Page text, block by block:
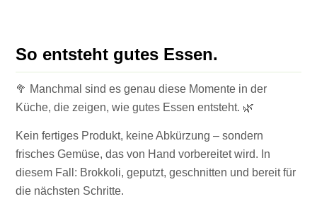
So entsteht gutes Essen.
🥦 Manchmal sind es genau diese Momente in der
Küche, die zeigen, wie gutes Essen entsteht. 🌿
Kein fertiges Produkt, keine Abkürzung – sondern
frisches Gemüse, das von Hand vorbereitet wird. In
diesem Fall: Brokkoli, geputzt, geschnitten und bereit für
die nächsten Schritte.